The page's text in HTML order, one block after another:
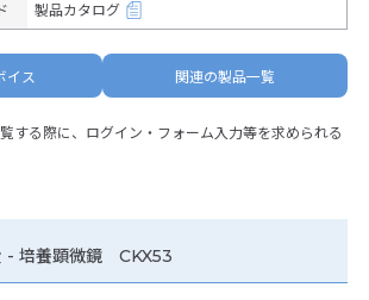
製品カタログ
イス 関連の製品一覧
する際に、ログイン・フォーム入力等を求められる
- 培養顕微鏡 CKX53